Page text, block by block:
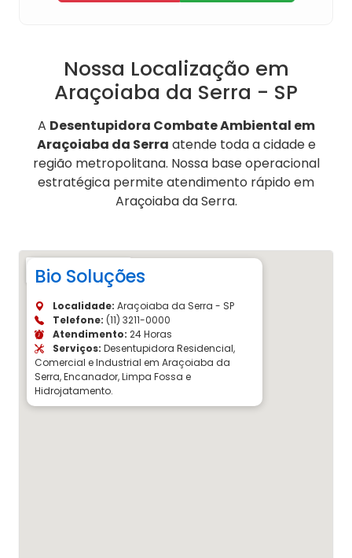
Nossa Localização em
Araçoiaba da Serra - SP
A Desentupidora Combate Ambiental em
Araçoiaba da Serra atende toda a cidade e
região metropolitana. Nossa base operacional
estratégica permite atendimento rápido em
Araçoiaba da Serra.
Bio Soluções
Localidade: Araçoiaba da Serra - SP
Telefone: (11) 3211-0000
Atendimento: 24 Horas
Serviços: Desentupidora Residencial,
Comercial e Industrial em Araçoiaba da
Serra, Encanador, Limpa Fossa e
Hidrojatamento.